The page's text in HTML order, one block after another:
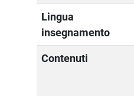
Lingua
insegnamento
Contenuti